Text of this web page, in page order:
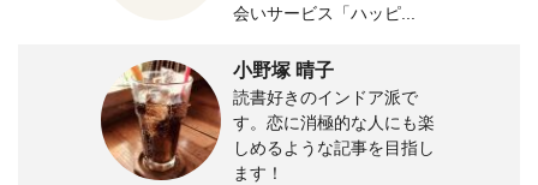
会いサービス「ハッピ...
小野塚 晴子
読書好きのインドア派で
す。恋に消極的な人にも楽
しめるような記事を目指し
ます！